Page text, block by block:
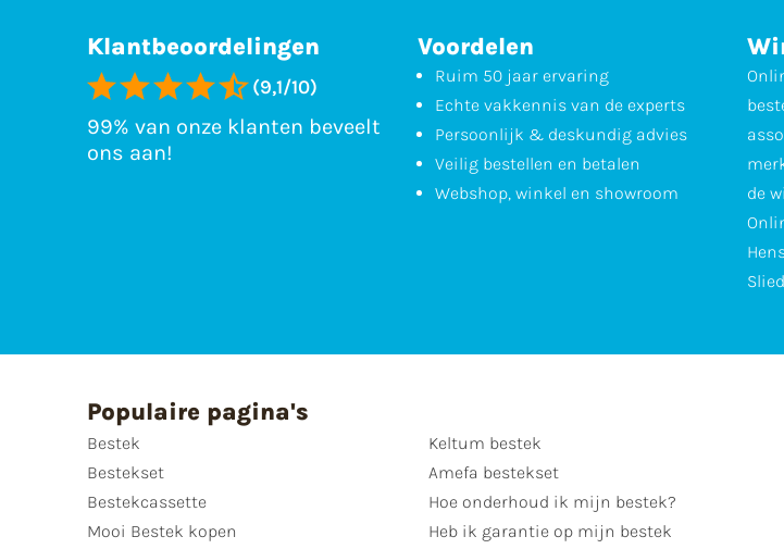
Klantbeoordelingen
(9,1/10)
99% van onze klanten beveelt
ons aan!
Voordelen
Ruim 50 jaar ervaring
Echte vakkennis van de experts
Persoonlijk & deskundig advies
Veilig bestellen en betalen
Webshop, winkel en showroom
de
Populaire pagina's
Bestek
Bestekset
Bestekcassette
Mooi Bestek kopen
Keltum bestek
Amefa bestekset
Hoe onderhoud ik mijn bestek?
Heb ik garantie op mijn bestek